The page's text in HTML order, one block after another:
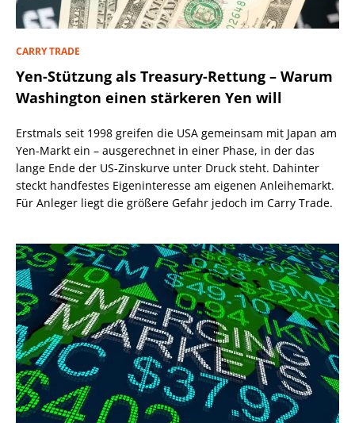
CARRY TRADE
Yen-Stützung als Treasury-Rettung – Warum
Washington einen stärkeren Yen will
Erstmals seit 1998 greifen die USA gemeinsam mit Japan am
Yen-Markt ein – ausgerechnet in einer Phase, in der das
lange Ende der US-Zinskurve unter Druck steht. Dahinter
steckt handfestes Eigeninteresse am eigenen Anleihemarkt.
Für Anleger liegt die größere Gefahr jedoch im Carry Trade.